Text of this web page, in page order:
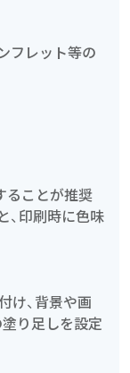
フレット等の
ることが推奨
、印刷時に色味
け、背景や画
り足しを設定